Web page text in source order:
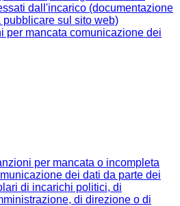
dall'incarico (documentazione
pubblicare sul sito web)
per mancata comunicazione dei
per mancata o incompleta
dei dati da parte dei
di incarichi politici, di
di direzione o di